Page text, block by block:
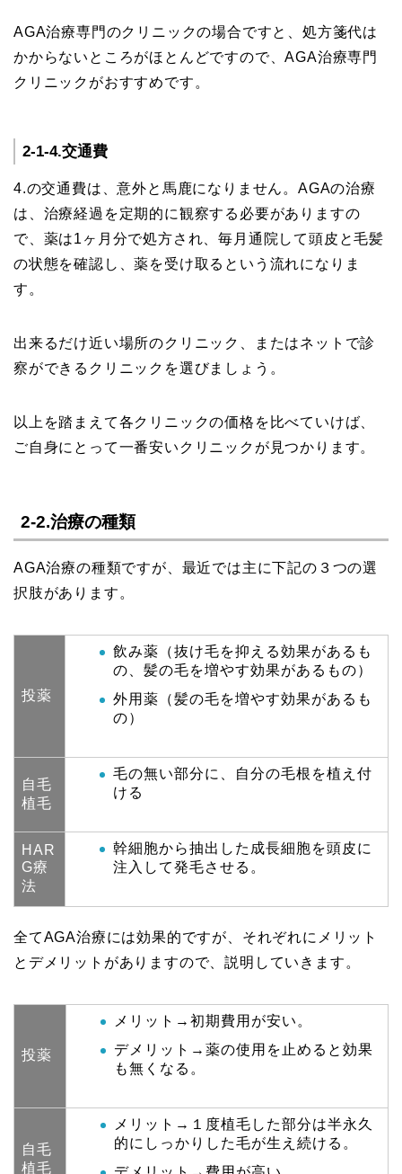
AGA治療専門のクリニックの場合ですと、処方箋代は
かからないところがほとんどですので、AGA治療専門
クリニックがおすすめです。
2-1-4.交通費
4.の交通費は、意外と馬鹿になりません。AGAの治療
は、治療経過を定期的に観察する必要がありますの
で、薬は1ヶ月分で処方され、毎月通院して頭皮と毛髪
の状態を確認し、薬を受け取るという流れになりま
す。
出来るだけ近い場所のクリニック、またはネットで診
察ができるクリニックを選びましょう。
以上を踏まえて各クリニックの価格を比べていけば、
ご自身にとって一番安いクリニックが見つかります。
2-2.治療の種類
AGA治療の種類ですが、最近では主に下記の３つの選
択肢があります。
投薬
飲み薬（抜け毛を抑える効果があるも
の、髪の毛を増やす効果があるもの）
外用薬（髪の毛を増やす効果があるも
の）
自毛
植毛
毛の無い部分に、自分の毛根を植え付
ける
HAR
G療
法
幹細胞から抽出した成長細胞を頭皮に
注入して発毛させる。
全てAGA治療には効果的ですが、それぞれにメリット
とデメリットがありますので、説明していきます。
投薬
メリット→初期費用が安い。
デメリット→薬の使用を止めると効果
も無くなる。
自毛
植毛
メリット→１度植毛した部分は半永久
的にしっかりした毛が生え続ける。